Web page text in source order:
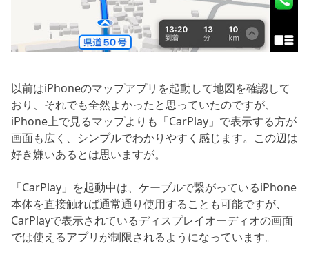
以前はiPhoneのマップアプリを起動して地図を確認して
おり、それでも全然よかったと思っていたのですが、
iPhone上で見るマップよりも「CarPlay」で表示する方が
画面も広く、シンプルでわかりやすく感じます。この辺は
好き嫌いあるとは思いますが。
「CarPlay」を起動中は、ケーブルで繋がっているiPhone
本体を直接触れば通常通り使用することも可能ですが、
CarPlayで表示されているディスプレイオーディオの画面
では使えるアプリが制限されるようになっています。